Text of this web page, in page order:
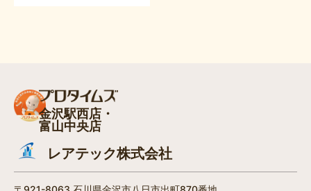
金沢駅西店・
富山中央店
レアテック株式会社